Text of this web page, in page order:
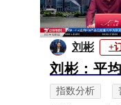
刘彬 +
刘彬：平
指数分析